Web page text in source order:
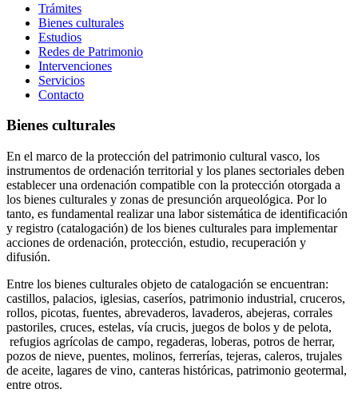
Trámites
Bienes culturales
Estudios
Redes de Patrimonio
Intervenciones
Servicios
Contacto
Bienes culturales
En el marco de la protección del patrimonio cultural vasco, los
instrumentos de ordenación territorial y los planes sectoriales deben
establecer una ordenación compatible con la protección otorgada a
los bienes culturales y zonas de presunción arqueológica. Por lo
tanto, es fundamental realizar una labor sistemática de identificación
y registro (catalogación) de los bienes culturales para implementar
acciones de ordenación, protección, estudio, recuperación y
difusión.
Entre los bienes culturales objeto de catalogación se encuentran:
castillos, palacios, iglesias, caseríos, patrimonio industrial, cruceros,
rollos, picotas, fuentes, abrevaderos, lavaderos, abejeras, corrales
pastoriles, cruces, estelas, vía crucis, juegos de bolos y de pelota,
refugios agrícolas de campo, regaderas, loberas, potros de herrar,
pozos de nieve, puentes, molinos, ferrerías, tejeras, caleros, trujales
de aceite, lagares de vino, canteras históricas, patrimonio geotermal,
entre otros.